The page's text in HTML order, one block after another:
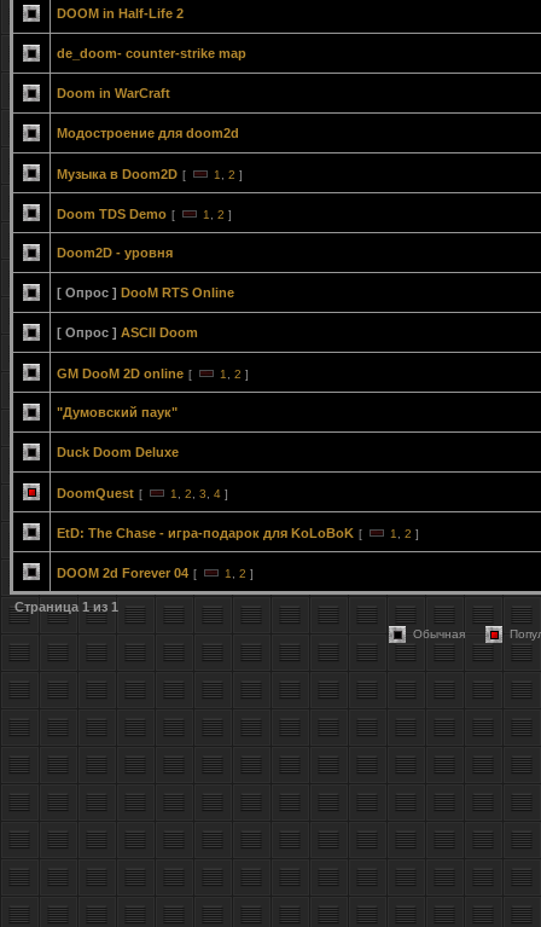
DOOM in Half-Life 2
de_doom- counter-strike map
Doom in WarCraft
Модостроение для doom2d
Музыка в Doom2D [ 1 2 ]
Doom TDS Demo [ 1 2 ]
Doom2D - уровня
[ Опрос ] DooM RTS Online
[ Опрос ] ASCII Doom
GM DooM 2D online [ 1 2 ]
"Думовский паук"
Duck Doom Deluxe
DoomQuest [ 1 2 3 4 ]
EtD: The Chase - игра-подарок для KoLoBoK [ 1 2 ]
DOOM 2d Forever 04 [ 1 2 ]
Страница 1из 1
Обычная